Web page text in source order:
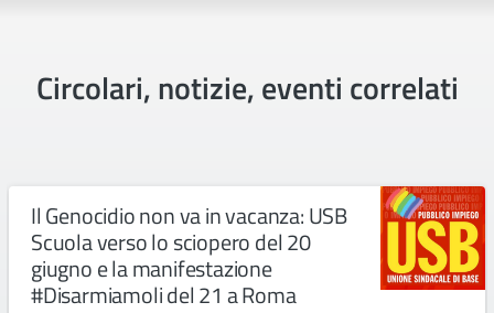
Circolari, notizie, eventi correlati
Il Genocidio non va in vacanza: USB
Scuola verso lo sciopero del 20
giugno e la manifestazione
#Disarmiamoli del 21 a Roma